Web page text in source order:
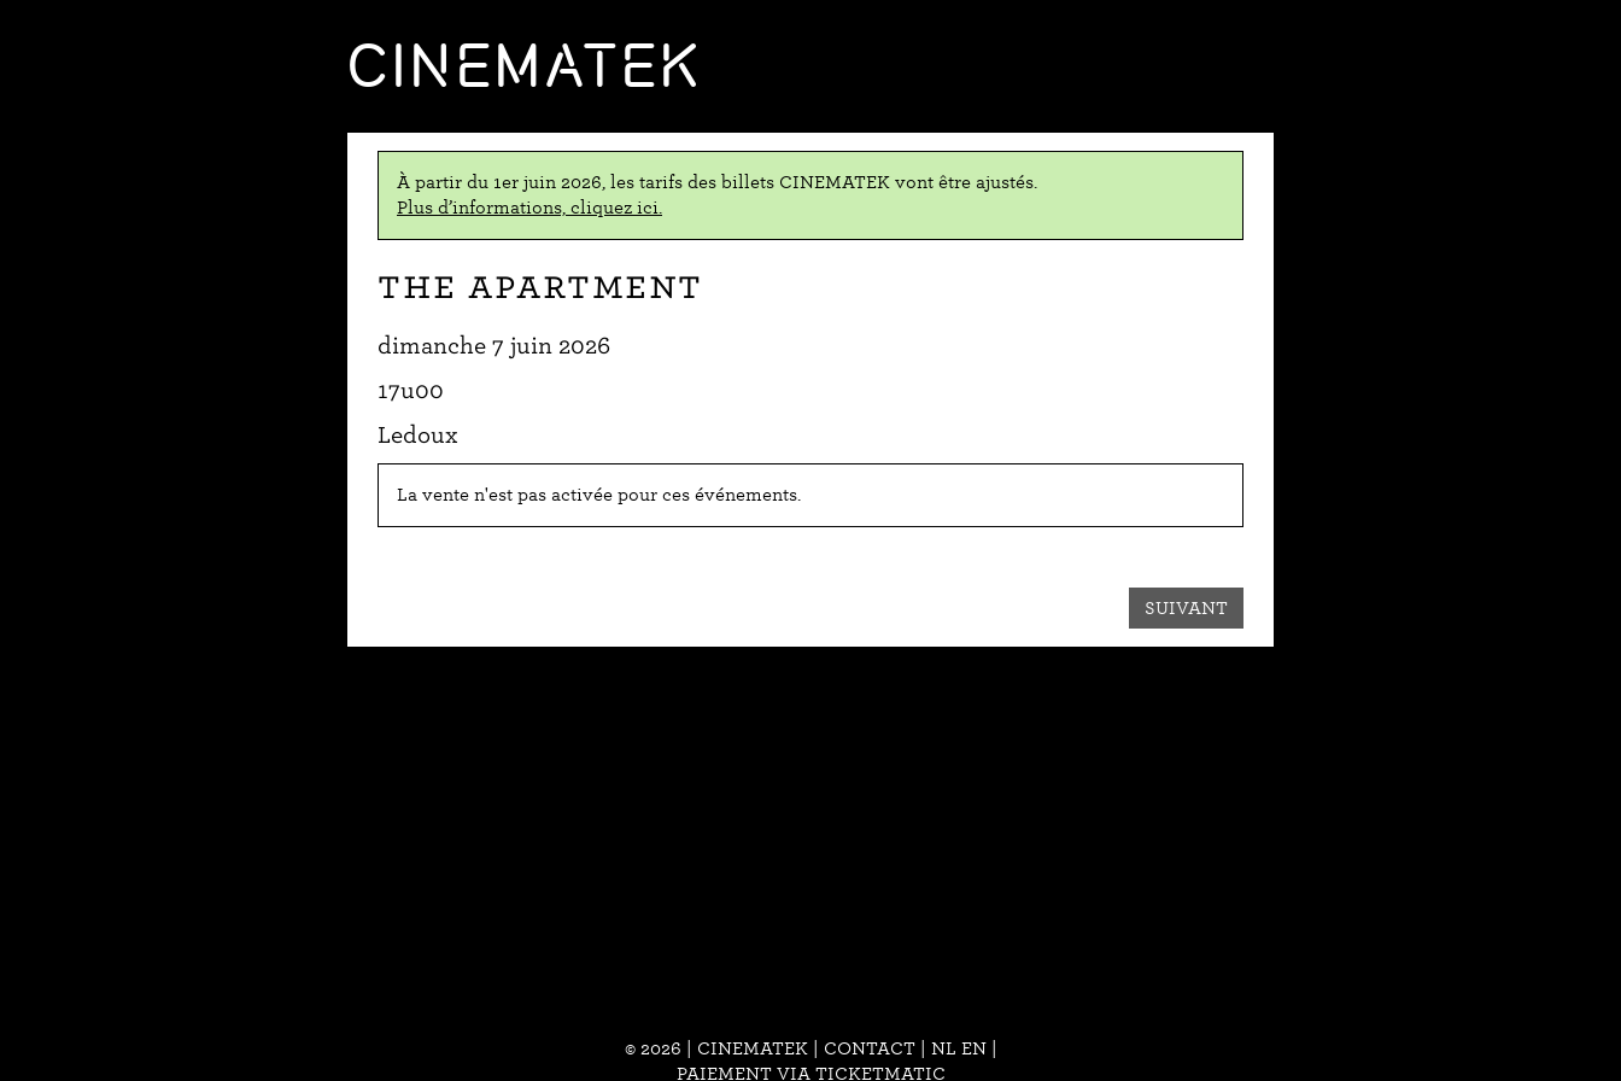
CINEMATEK
À partir du 1er juin 2026, les tarifs des billets CINEMATEK vont être ajustés.
Plus d’informations, cliquez ici.
The Apartment
dimanche 7 juin 2026
17u00
Ledoux
La vente n'est pas activée pour ces événements.
SUIVANT
© 2026 | CINEMATEK | CONTACT| NL EN
PAIEMENT VIA TICKETMATIC